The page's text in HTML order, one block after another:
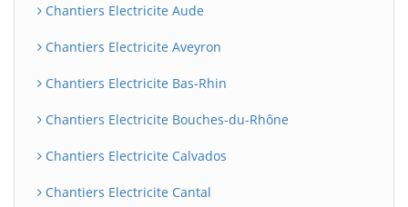
Chantiers Electricite Aude
Chantiers Electricite Aveyron
Chantiers Electricite Bas-Rhin
Chantiers Electricite Bouches-du-Rhône
Chantiers Electricite Calvados
Chantiers Electricite Cantal